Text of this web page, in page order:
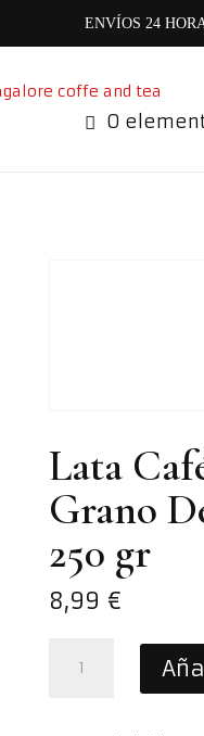
ENVÍOS 24
0
Lata
Grano
250 gr
8,99 €
Café